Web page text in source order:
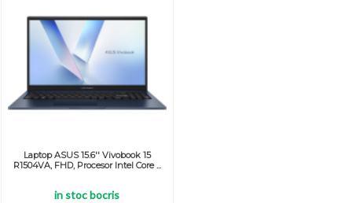
Laptop ASUS 15.6'' Vivobook 15
R1504VA, FHD, Procesor Intel Core ...
in stoc bocris